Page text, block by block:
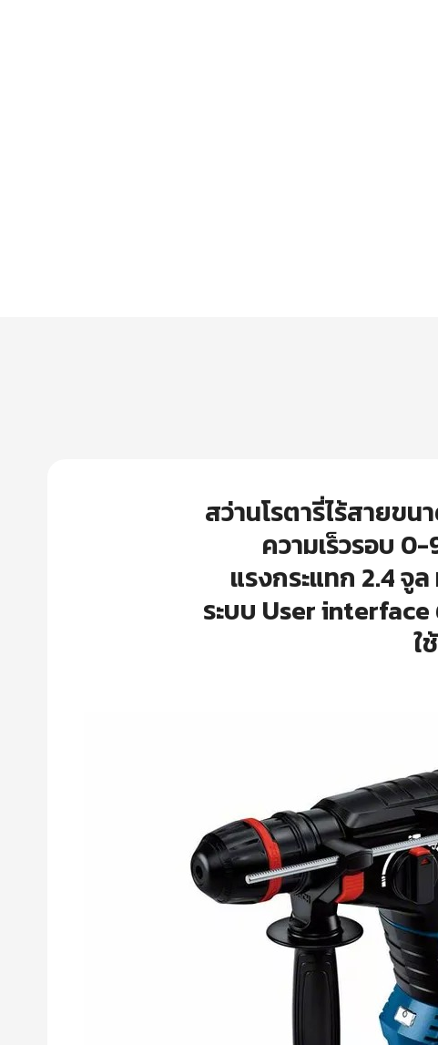
สว่านโรตารี่ไร้สายขน
ความเร็วรอบ
แรงกระแทก 2.4 จู
ระบบ User interface
ใ